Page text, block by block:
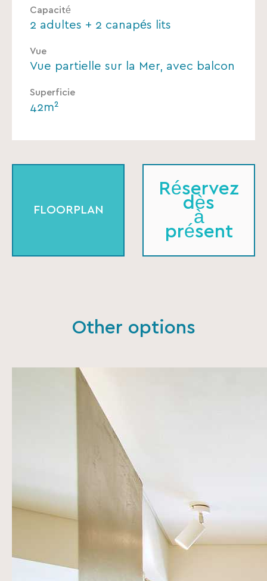
Capacité
2 adultes + 2 canapés lits
Vue
Vue partielle sur la Mer, avec balcon
Superficie
42m²
FLOORPLAN
Réservez
dès
à
présent
Other options